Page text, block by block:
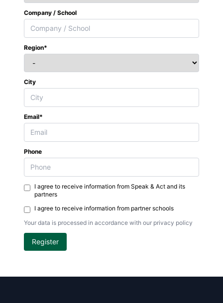
Company / School
Region*
City
Email*
Phone
I agree to receive information from Speak & Act and its
partners
I agree to receive information from partner schools
Your data is processed in accordance with our privacy policy
Register